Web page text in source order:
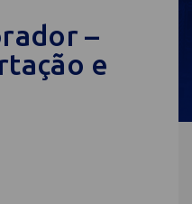
–
e